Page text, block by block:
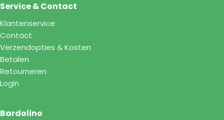
Service & Contact
Klantenservice
Contact
Verzendopties & Kosten
Betalen
Retourneren
Login
Bardolino